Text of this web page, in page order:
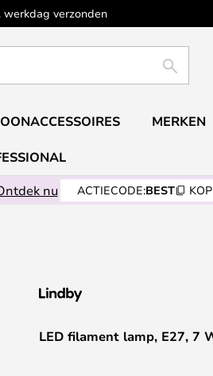
verzonden
ZOEKEN
MERKEN
nu ACTIECODE:BEST
LED filament lamp, E27, 7